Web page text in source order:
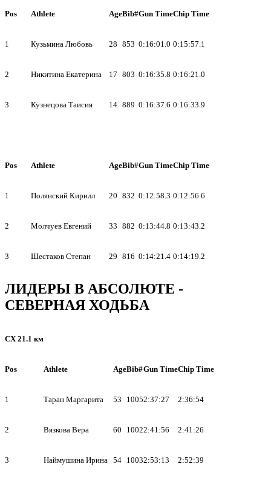
Pos Athlete AgeBib#Gun TimeChip Time
1 Кузьмина Любовь 28 853 0:16:01.0 0:15:57.1
2 Никитина Екатерина 17 803 0:16:35.8 0:16:21.0
3 Кузнецова Таисия 14 889 0:16:37.6 0:16:33.9
Pos Athlete AgeBib#Gun TimeChip Time
1 Полянский Кирилл 20 832 0:12:58.3 0:12:56.6
2 Молчуев Евгений 33 882 0:13:44.8 0:13:43.2
3 Шестаков Степан 29 816 0:14:21.4 0:14:19.2
ЛИДЕРЫ В АБСОЛЮТЕ -
СЕВЕРНАЯ ХОДЬБА
СХ 21.1 км
Pos Athlete AgeBib#Gun TimeChip Time
1 Таран Маргарита 53 10052:37:27 2:36:54
2 Вязкова Вера 60 10022:41:56 2:41:26
3 Наймушина Ирина 54 10032:53:13 2:52:39